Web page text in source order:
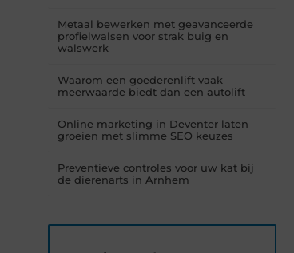
Metaal bewerken met geavanceerde
profielwalsen voor strak buig en
walswerk
Waarom een goederenlift vaak
meerwaarde biedt dan een autolift
Online marketing in Deventer laten
groeien met slimme SEO keuzes
Preventieve controles voor uw kat bij
de dierenarts in Arnhem